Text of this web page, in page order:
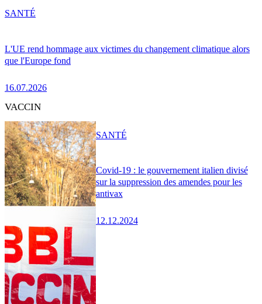
L'UE rend hommage aux victimes du changement climatique alors
que l'Europe fond
16.07.2026
SANTÉ
VACCIN
Covid-19 : le gouvernement italien divisé
sur la suppression des amendes pour les
antivax
12.12.2024
SANTÉ